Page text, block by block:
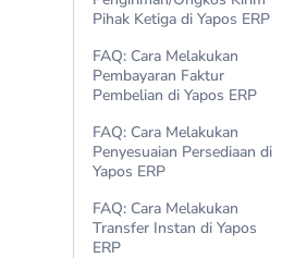
Pihak Ketiga di Yapos ERP
FAQ: Cara Melakukan
Pembayaran Faktur
Pembelian di Yapos ERP
FAQ: Cara Melakukan
Penyesuaian Persediaan di
Yapos ERP
FAQ: Cara Melakukan
Transfer Instan di Yapos
ERP